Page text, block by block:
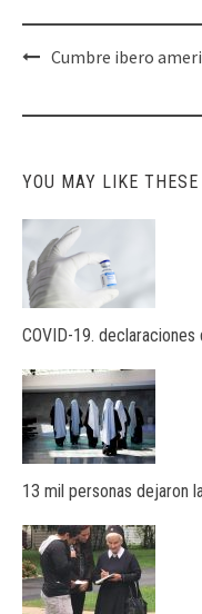
PostCumbre ibero
YOU MAY LIKE
COVID-19.
13 mil personas dejaron